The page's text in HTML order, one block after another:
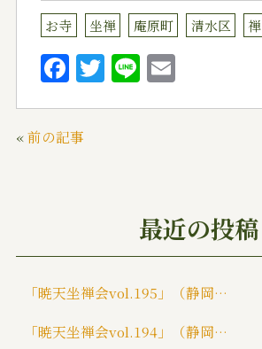
お寺 坐禅 庵原町 清水区 禅
F
a
c
e
k
T
w
Li
n
E
m
«前の記事
最近の投稿
「暁天坐禅会vol.195」（静岡市）
「暁天坐禅会vol.194」（静岡市）